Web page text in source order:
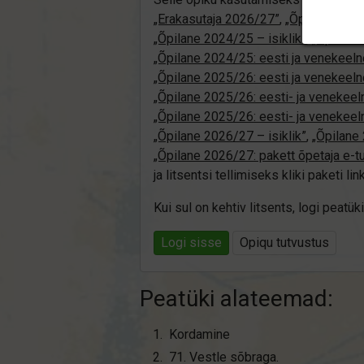
„Erakasutaja 2026/27”, „Õpilane
„Õpilane 2024/25 – isiklik”
„Õpilane 2024/25: eesti ja
„Õpilane 2025/26: eesti ja
„Õpilane 2025/26: eesti- ja
„Õpilane 2025/26: eesti- ja
„Õpilane 2026/27 – isiklik”,
„Õpilane 2026/27: pakett õpetaja e-
ja litsentsi tellimiseks kliki paketi
Kui sul on kehtiv litsents, logi
Logi sisse Opiqu tutvustus
Peatüki alateemad:
Kordamine
71. Vestle sõbraga.